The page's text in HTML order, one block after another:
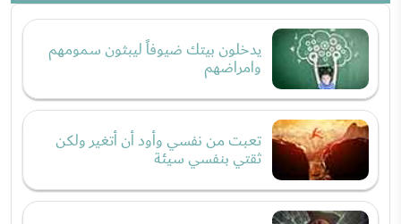
يدخلون بيتك ضيوفاً ليبثون سمومهم
وامراضهم
تعبت من نفسي وأود أن أتغير ولكن
ثقتي بنفسي سيئة